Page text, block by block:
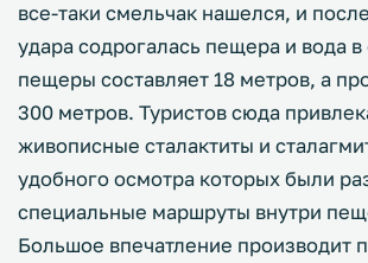
все-таки смельчак нашелся, и
удара содрогалась пещера и вода
пещеры составляет 18 метров, а
300 метров. Туристов сюда
живописные сталактиты и
удобного осмотра которых были
специальные маршруты внутри
Большое впечатление производит